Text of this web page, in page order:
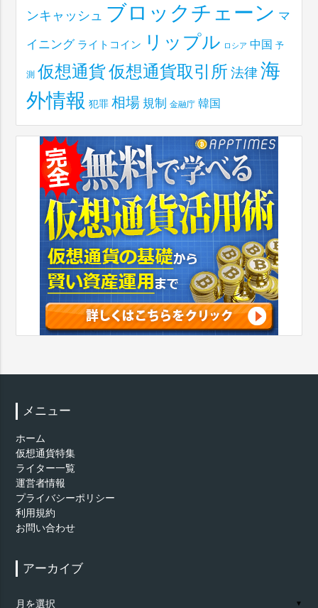
ンキャッシュ ブロックチェーン マ
イニング ライトコイン リップル ロシア 中国 予
測 仮想通貨仮想通貨取引所 法律 海
外情報 犯罪 相場 規制 金融庁 韓国
メニュー
ホーム
仮想通貨特集
ライター一覧
運営者情報
プライバシーポリシー
利用規約
お問い合わせ
アーカイブ
ー
▼